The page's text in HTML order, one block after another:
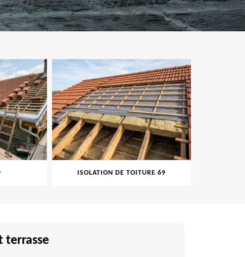
ISOLATION DE TOITURE 69
terrasse